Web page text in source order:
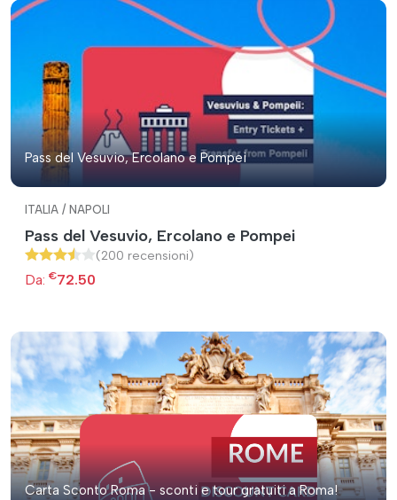
Pass del Vesuvio, Ercolano e Pompei
ITALIA / NAPOLI
Pass del Vesuvio, Ercolano e Pompei
(200 recensioni)
Da: €72.50
Carta Sconto Roma - sconti e tour gratuiti a Roma!